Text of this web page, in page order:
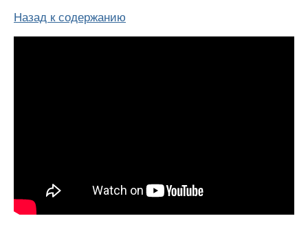
Назад к содержанию